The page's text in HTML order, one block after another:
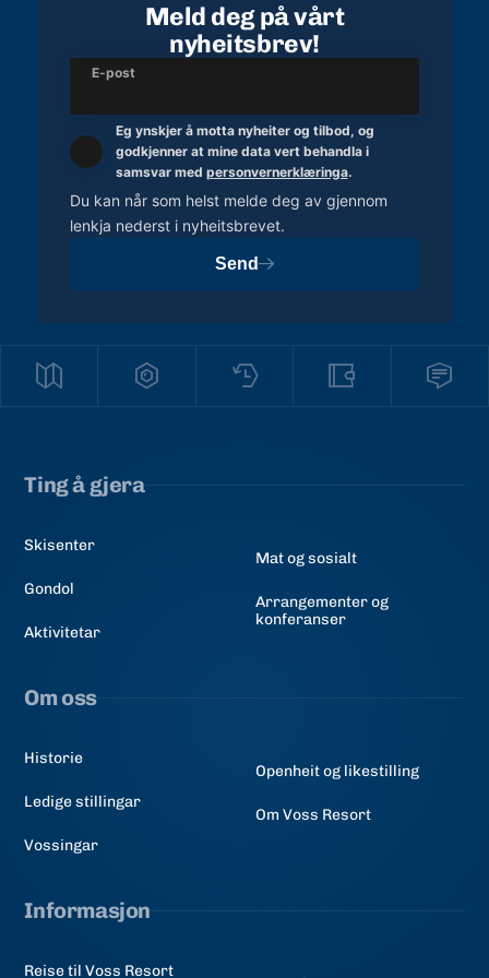
Meld deg på vårt
nyheitsbrev!
E-post
Eg ynskjer å motta nyheiter og tilbod, og
godkjenner at mine data vert behandla i
samsvar med personvernerklæringa.
Du kan når som helst melde deg av gjennom
lenkja nederst i nyheitsbrevet.
Send
Ting å gjera
Skisenter
Gondol
Aktivitetar
Mat og sosialt
Arrangementer og
konferanser
Om oss
Historie
Ledige stillingar
Vossingar
Openheit og likestilling
Om Voss Resort
Informasjon
Reise til Voss Resort